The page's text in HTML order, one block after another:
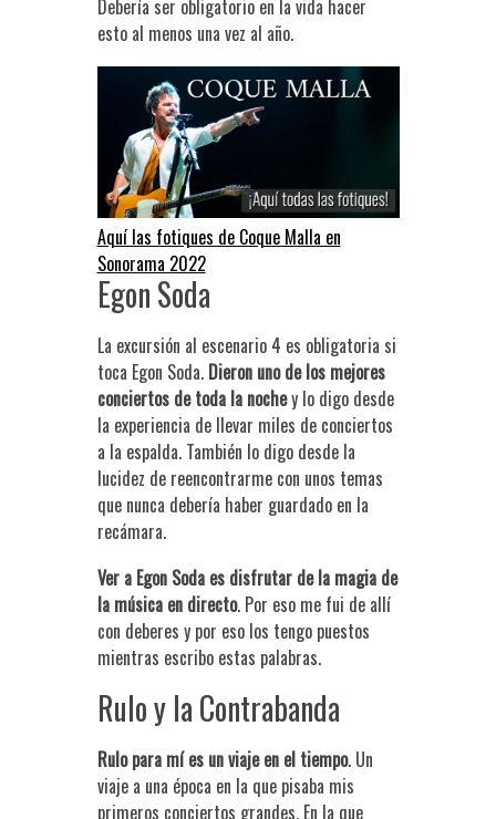
Debería ser obligatorio en la vida hacer
esto al menos una vez al año.
Aquí las fotiques de Coque Malla en
Sonorama 2022
Egon Soda
La excursión al escenario 4 es obligatoria si
toca Egon Soda. Dieron uno de los mejores
conciertos de toda la nochey lo digo desde
la experiencia de llevar miles de conciertos
a la espalda. También lo digo desde la
lucidez de reencontrarme con unos temas
que nunca debería haber guardado en la
recámara.
Ver a Egon Soda es disfrutar de la magia de
la música en directo. Por eso me fui de allí
con deberes y por eso los tengo puestos
mientras escribo estas palabras.
Rulo y la Contrabanda
Rulo para mí es un viaje en el tiempo. Un
viaje a una época en la que pisaba mis
primeros conciertos grandes. En la que